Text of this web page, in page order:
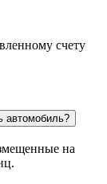
счету
автомобиль?
на